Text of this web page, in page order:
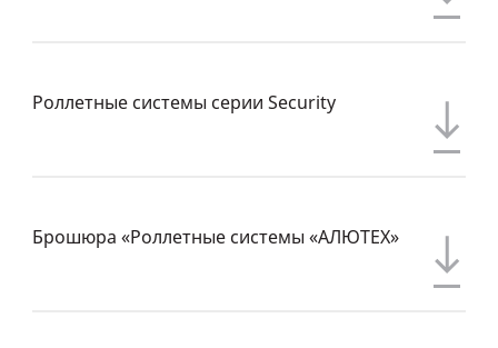
Роллетные системы серии Security
Брошюра «Роллетные системы «АЛЮТЕХ»